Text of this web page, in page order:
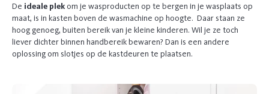
De ideale plekom je wasproducten op te bergen in je wasplaats op
maat, is in kasten boven de wasmachine op hoogte. Daar staan ze
hoog genoeg, buiten bereik van je kleine kinderen. Wil je ze toch
liever dichter binnen handbereik bewaren? Dan is een andere
oplossing om slotjes op de kastdeuren te plaatsen.